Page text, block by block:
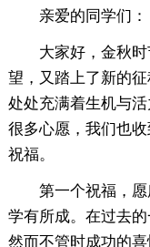
亲爱的同学们：
大家好，金秋
望，又踏上了新的
处处充满着生机与
很多心愿，我们也
祝福。
第一个祝福，愿
学有所成。在过去
然而不管时成功的